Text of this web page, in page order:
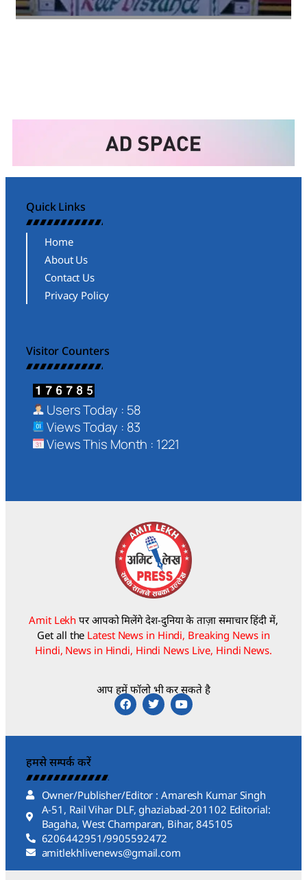
Amit Lekh
Quick Links
Home
About Us
Contact Us
Privacy Policy
Visitor Counters
Users Today : 58
Views Today : 83
Views This Month : 1221
Amit Lekh पर आपको मिलेंगे देश-दुनिया के ताज़ा समाचार हिंदी में,
Get all the Latest News in Hindi, Breaking News in
Hindi, News in Hindi, Hindi News Live, Hindi News.
आप हमें फॉलो भी कर सकते है
हमसे सम्पर्क करें
Owner/Publisher/Editor : Amaresh Kumar Singh
A-51, Rail Vihar DLF, ghaziabad-201102 Editorial:
Bagaha, West Champaran, Bihar, 845105
6206442951/9905592472
amitlekhlivenews@gmail.com